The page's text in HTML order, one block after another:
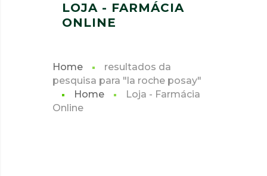
LOJA - FARMÁCIA
ONLINE
Home
resultados da
pesquisa para "la roche posay"
Home
Loja - Farmácia
Online